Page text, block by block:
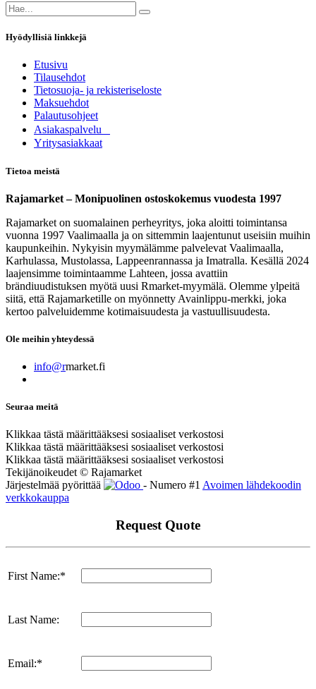
Hyödyllisiä linkkejä
Etusivu
Tilausehdot
Tietosuoja- ja rekisteriseloste
Maksuehdot
Palautusohjeet
Asia​k​aspalvelu
​Yritysasiakkaat
Tietoa meistä
Rajamarket – Monipuolinen ostoskokemus vuodesta 1997
Rajamarket on suomalainen perheyritys, joka aloitti toimintansa
vuonna 1997 Vaalimaalla ja on sittemmin laajentunut useisiin muihin
kaupunkeihin. Nykyisin myymälämme palvelevat Vaalimaalla,
Karhulassa, Mustolassa, Lappeenrannassa ja Imatralla. Kesällä 2024
laajensimme toimintaamme Lahteen, jossa avattiin
brändiuudistuksen myötä uusi Rmarket-myymälä. Olemme ylpeitä
siitä, että Rajamarketille on myönnetty Avainlippu-merkki, joka
kertoo palveluidemme kotimaisuudesta ja vastuullisuudesta.
Ole meihin yhteydessä
info@rmarket.fi
Seuraa meitä
Klikkaa tästä määrittääksesi sosiaaliset verkostosi
Klikkaa tästä määrittääksesi sosiaaliset verkostosi
Klikkaa tästä määrittääksesi sosiaaliset verkostosi
Tekijänoikeudet © Rajamarket
Järjestelmää pyörittää
- Numero #1 Avoimen lähdekoodin
verkkokauppa
Request Quote
First Name:*
Last Name:
Email:*